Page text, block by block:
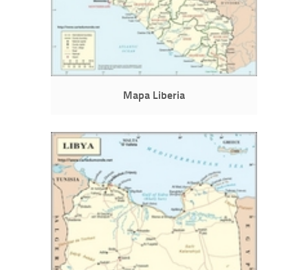
Mapa Liberia